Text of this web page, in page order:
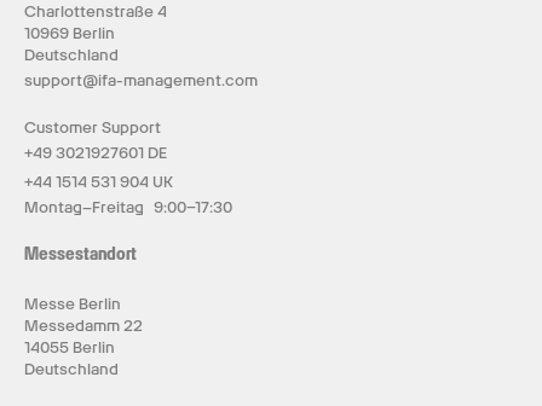
Charlottenstraße 4
10969 Berlin
Deutschland
support@ifa-management.com
Customer Support
+49 3021927601 DE
+44 1514 531 904 UK
Montag–Freitag 9:00–17:30
Messestandort
Messe Berlin
Messedamm 22
14055 Berlin
Deutschland